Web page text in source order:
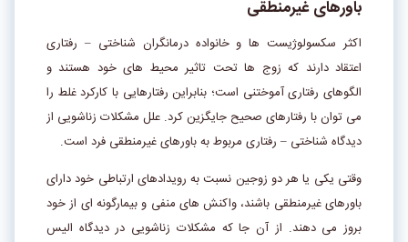
باورهای غیرمنطقی
اکثر سکسولوژیست ها و خانواده درمانگران شناختی – رفتاری
اعتقاد دارند که زوج ها تحت تاثیر محیط های خود هستند و
الگوهای رفتاری آموختنی است؛ بنابراین رفتارهایی با کارکرد غلط را
می توان با رفتارهای صحیح جایگزین کرد. علل مشکلات زناشویی از
دیدگاه شناختی – رفتاری مربوط به باورهای غیرمنطقی فرد است.
وقتی یکی یا هر دو زوجین نسبت به رویدادهای ارتباطی خود دارای
باورهای غیرمنطقی باشند، واکنش های منفی و بیمارگونه ای از خود
بروز می دهند. از آن جا که مشکلات زناشویی در دیدگاه الیس